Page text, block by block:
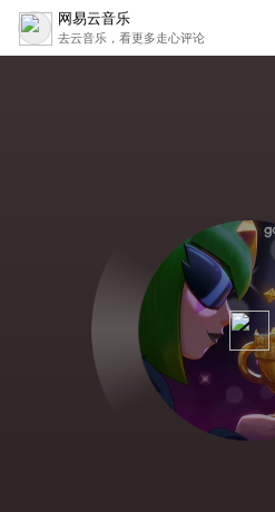
网易云音乐
去云音乐，看更多走心评论